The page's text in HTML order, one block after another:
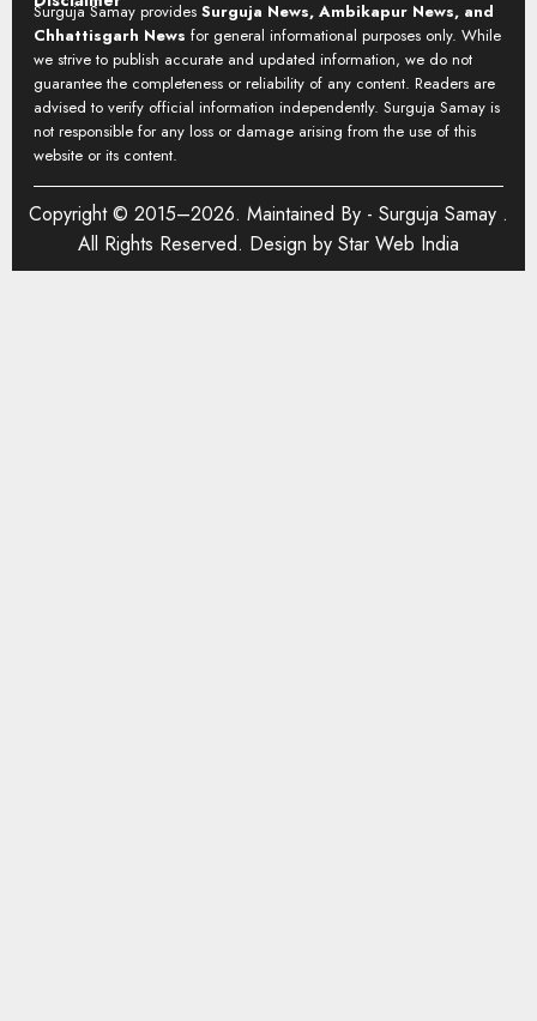
Surguja Samay provides Surguja News, Ambikapur News, and
Chhattisgarh News for general informational purposes only. While
we strive to publish accurate and updated information, we do not
guarantee the completeness or reliability of any content. Readers are
advised to verify official information independently. Surguja Samay is
not responsible for any loss or damage arising from the use of this
website or its content.
Copyright © 2015–2026. Maintained By - Surguja Samay .
All Rights Reserved. Design by Star Web India